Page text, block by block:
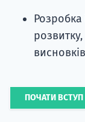
Розробка
висновків
ПОЧАТИ ВСТУП